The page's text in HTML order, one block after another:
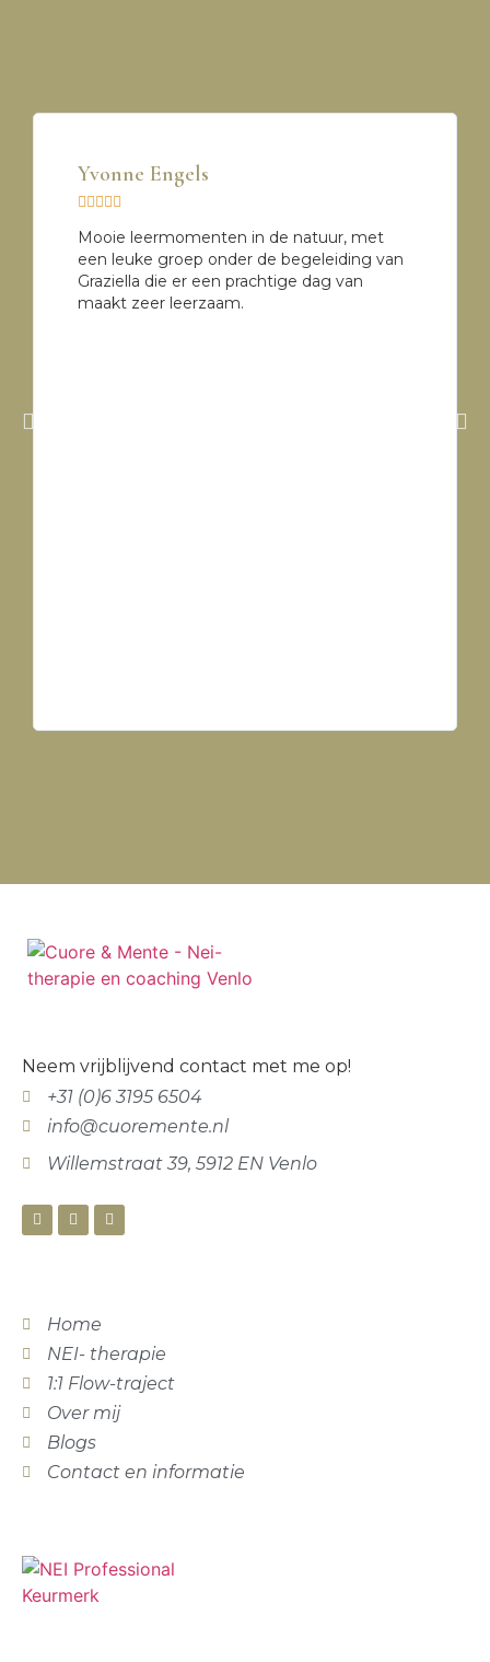
Yvonne Engels

Mooie leermomenten in de natuur, met
een leuke groep onder de begeleiding van
Graziella die er een prachtige dag van
maakt zeer leerzaam.
Neem vrijblijvend contact met me op!
+31 (0)6 3195 6504
info@cuoremente.nl
Willemstraat 39, 5912 EN Venlo
Home
NEI- therapie
1:1 Flow-traject
Over mij
Blogs
Contact en informatie